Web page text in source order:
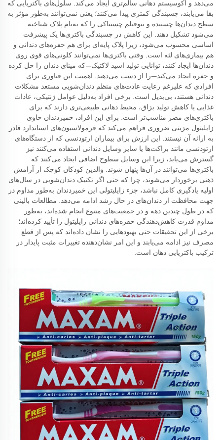
می‌دهد و اکوسیستم دهانی سالم‌تری ایجاد می‌کند. سلول‌های باکتریایی که
بقا می‌یابند، چسبندگی کمتری پیدا می‌کنند؛ یعنی نمی‌توانند به‌طور مؤثر به
سطح دندان‌ها چسبیده و بیوفیلم چسبناکی را که به‌نام پلاک شناخته
می‌شود تشکیل دهند. این کاهش در چسبندگی باکتری‌ها یک پیشرفت
اساسی محسوب می‌شود، زیرا پلاک پایه‌ای برای هم حفره‌های دندانی و
هم بیماری‌های لثه است. وقتی باکتری‌ها نمی‌توانند کلونی‌های قوی روی
دندان‌ها ایجاد کنند، توانایی تولید اسید لاکتیک—که مینای دندان را حل کرده
و حفره ایجاد می‌کند—را از دست می‌دهند. اهمیت این فناوری برای
افرادی که علیرغم رعایت عادت‌های منظم دندان‌شویی مستعد مشکلات
دندانی هستند، بی‌بدیل است. برخی افراد به‌دلیل عوامل ژنتیکی، عادات
غذایی یا کاهش تولید بزاق، محیط دهانی طبیعی‌تری دارند که برای
باکتری‌های مضر مناسب‌تر است. برای این افراد، خمیردندان حاوی
زایلیتول مزیتی ضروری فراهم می‌کند که فرمولاسیون‌های استاندارد قادر
به ارائه آن نیستند. این ارزش برای بیماران ارتودنسی که از دستگاه‌های
ارتودنسی مانند براکت‌ها یا سایر وسایل دندانی استفاده می‌کنند نیز
گسترش می‌یابد، زیرا این وسایل سطوح اضافی ایجاد می‌کنند که
باکتری‌ها می‌توانند در آن‌ها پنهان شوند. والدین کودکان کوچک از آرامش
ذهنی برخوردار می‌شوند، چرا که حتی اگر تکنیک دندان‌شویی در سال‌های
اولیه یادگیری کامل نباشد، جزء زایلیتولی این خمیردندان به‌طور مداوم در
جهت محافظت از دندان‌های در حال رشد ادامه می‌دهد. مطالعات بالینی
که در طول چندین دهه و در جمعیت‌های متنوع انجام شده‌اند، به‌طور
مداوم قدرت کاهش‌دهندگی حفره‌های دندانی زایلیتول را تأیید کرده‌اند؛
برخی از این تحقیقات حتی بهبودهایی را نشان داده‌اند که پس از قطع
مصرف نیز ادامه می‌یابند و این امر نشان‌دهنده تغییرات مثبت پایدار در
ترکیب باکتریایی دهان است.